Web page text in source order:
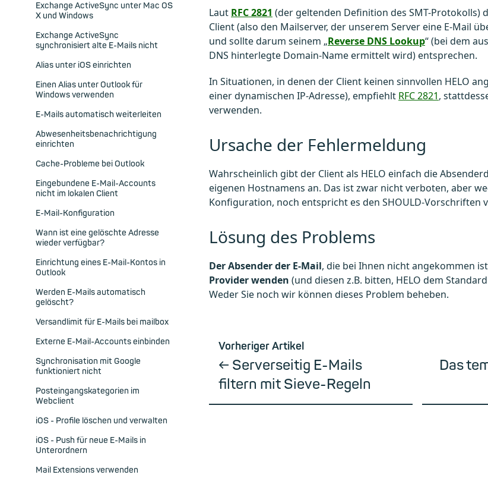
Exchange ActiveSync unter Mac OS
X und Windows
Exchange ActiveSync
synchronisiert alte E-Mails nicht
Alias unter iOS einrichten
Einen Alias unter Outlook für
Windows verwenden
E-Mails automatisch weiterleiten
Abwesenheitsbenachrichtigung
einrichten
Cache-Probleme bei Outlook
Eingebundene E-Mail-Accounts
nicht im lokalen Client
E-Mail-Konfiguration
Wann ist eine gelöschte Adresse
wieder verfügbar?
Einrichtung eines E-Mail-Kontos in
Outlook
Werden E-Mails automatisch
gelöscht?
Versandlimit für E-Mails bei mailbox
Externe E-Mail-Accounts einbinden
Synchronisation mit Google
funktioniert nicht
Posteingangskategorien im
Webclient
iOS - Profile löschen und verwalten
iOS - Push für neue E-Mails in
Unterordnern
Mail Extensions verwenden
Laut RFC 2821 (der geltenden Definition des SMT-Protokolls)
Client (also den Mailserver, der unserem Server eine E-Mail
und sollte darum seinem „Reverse DNS Lookup“ (bei dem
DNS hinterlegte Domain-Name ermittelt wird) entsprechen.
In Situationen, in denen der Client keinen sinnvollen HELO
einer dynamischen IP-Adresse), empfiehlt RFC 2821,
verwenden.
Ursache der Fehlermeldung
Wahrscheinlich gibt der Client als HELO einfach die
eigenen Hostnamens an. Das ist zwar nicht verboten, aber
Konfiguration, noch entspricht es den SHOULD-Vorschriften
Lösung des Problems
Der Absender der E-Mail, die bei Ihnen nicht angekommen
Provider wenden (und diesen z.B. bitten, HELO dem
Weder Sie noch wir können dieses Problem beheben.
Vorheriger Artikel
Serverseitig E-Mails
filtern mit Sieve-Regeln
Das